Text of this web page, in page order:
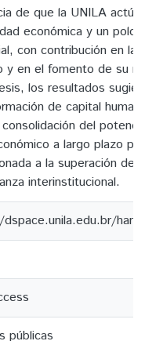
de que la UNILA
económica y un polo
con contribución en la
y en el fomento de su
los resultados
de capital
del
a largo plazo
a la superación de
interinstitucional.
públicas